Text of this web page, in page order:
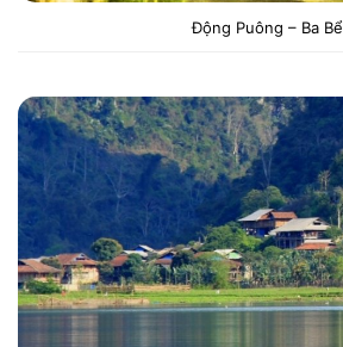
Động Puông – Ba Bể